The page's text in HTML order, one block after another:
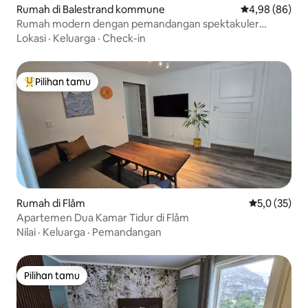
Rumah di Balestrand kommune Nilai rata-rata
4,98 (86)
Rumah modern dengan pemandangan spektakuler
Sognefjorden
Lokasi · Keluarga · Check-in
Pilihan tamu terpopuler
Pilihan tamu
Rumah di Flåm Nilai rata-
5,0 (35)
Apartemen Dua Kamar Tidur di Flåm
Nilai · Keluarga · Pemandangan
Pilihan tamu
Pilihan tamu